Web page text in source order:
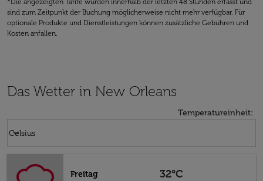
*Die angezeigten Tarife wurden innerhalb der letzten 48 Stunden erfasst und
sind zum Zeitpunkt der Buchung möglicherweise nicht mehr verfügbar. Für
optionale Produkte und Dienstleistungen können zusätzliche Gebühren und
Kosten anfallen.
Das Wetter in New Orleans
Temperatureinheit:
Celsius
keyboard_arrow_down
Freitag
32°C